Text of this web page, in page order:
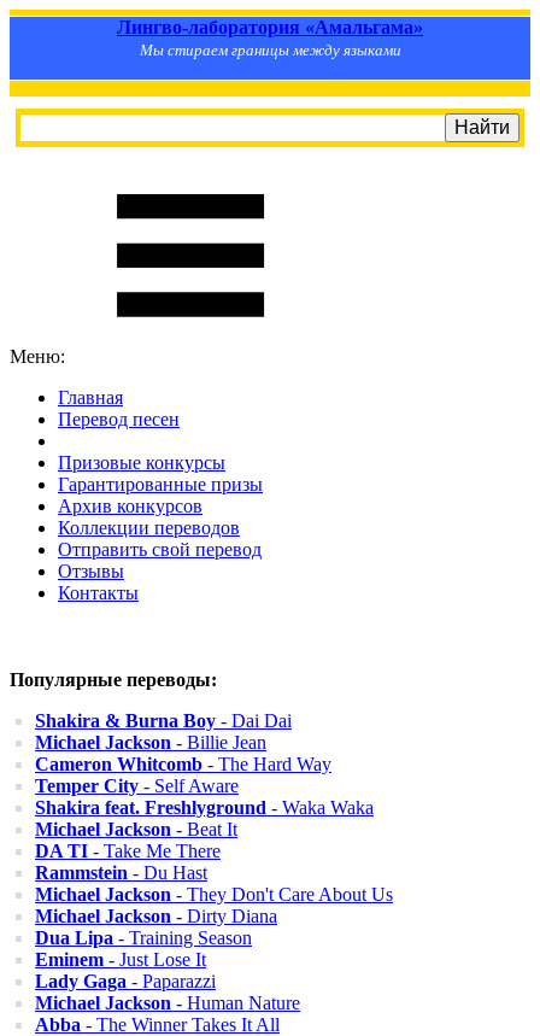
Лингво-лаборатория «Амальгама»
Мы стираем границы между языками
Меню:
Главная
Перевод песен
Призовые конкурсы
Гарантированные призы
Архив конкурсов
Коллекции переводов
Отправить свой перевод
Отзывы
Контакты
Популярные переводы:
Shakira & Burna Boy - Dai Dai
Michael Jackson - Billie Jean
Cameron Whitcomb - The Hard Way
Temper City - Self Aware
Shakira feat. Freshlyground - Waka Waka
Michael Jackson - Beat It
DA TI - Take Me There
Rammstein - Du Hast
Michael Jackson - They Don't Care About Us
Michael Jackson - Dirty Diana
Dua Lipa - Training Season
Eminem - Just Lose It
Lady Gaga - Paparazzi
Michael Jackson - Human Nature
Abba - The Winner Takes It All